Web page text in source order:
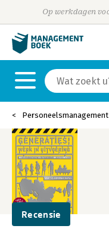
Op werkdagen
Personeelsmanagement
Recensie